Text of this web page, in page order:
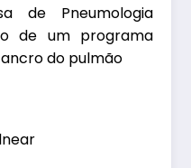
de Pneumologia
de um programa
do pulmão